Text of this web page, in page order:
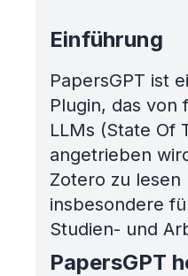
Einführung
PapersGPT ist
Plugin, das von
LLMs (State Of
angetrieben
Zotero zu lesen
insbesondere
Studien- und
PapersGPT